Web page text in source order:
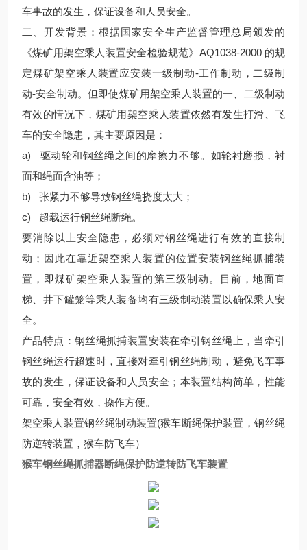
车事故的发生，保证设备和人员安全。
二、开发背景：根据国家安全生产监督管理总局颁发的
《煤矿用架空乘人装置安全检验规范》AQ1038-2000 的规
定煤矿架空乘人装置应安装一级制动-工作制动，二级制
动-安全制动。但即使煤矿用架空乘人装置的一、二级制动
有效的情况下，煤矿用架空乘人装置依然有发生打滑、飞
车的安全隐患，其主要原因是：
a) 驱动轮和钢丝绳之间的摩擦力不够。如轮衬磨损，衬
面和绳面含油等；
b) 张紧力不够导致钢丝绳挠度太大；
c) 超载运行钢丝绳断绳。
要消除以上安全隐患，必须对钢丝绳进行有效的直接制
动；因此在靠近架空乘人装置的位置安装钢丝绳抓捕装
置，即煤矿架空乘人装置的第三级制动。目前，地面直
梯、井下罐笼等乘人装备均有三级制动装置以确保乘人安
全。
产品特点：钢丝绳抓捕装置安装在牵引钢丝绳上，当牵引
钢丝绳运行超速时，直接对牵引钢丝绳制动，避免飞车事
故的发生，保证设备和人员安全；本装置结构简单，性能
可靠，安全有效，操作方便。
架空乘人装置钢丝绳制动装置(猴车断绳保护装置，钢丝绳
防逆转装置，猴车防飞车）
猴车钢丝绳抓捕器断绳保护防逆转防飞车装置